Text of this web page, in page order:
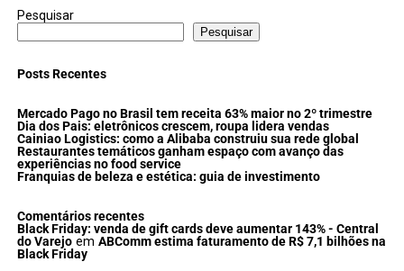
Pesquisar
Pesquisar
Posts Recentes
Mercado Pago no Brasil tem receita 63% maior no 2º trimestre
Dia dos Pais: eletrônicos crescem, roupa lidera vendas
Cainiao Logistics: como a Alibaba construiu sua rede global
Restaurantes temáticos ganham espaço com avanço das
experiências no food service
Franquias de beleza e estética: guia de investimento
Comentários recentes
Black Friday: venda de gift cards deve aumentar 143% - Central
do Varejoem ABComm estima faturamento de R$ 7,1 bilhões na
Black Friday